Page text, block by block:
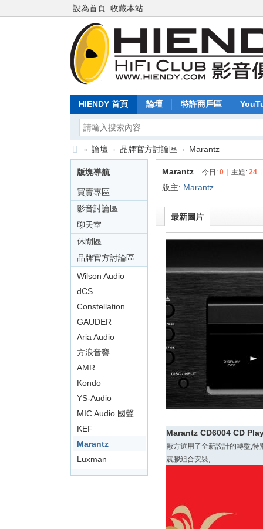
設為首頁 收藏本站
HIENDY 首頁 論壇 特許商戶區
Hi
en
dy
.c
o
m
影
俱
樂
部
» 論壇 › 品牌官方討論區 › Marantz
版塊導航
買賣專區
影音討論區
聊天室
休閒區
品牌官方討論區
Wilson Audio
dCS
Constellation
GAUDER
AKUSTIK
Aria Audio
方浪音響
AMR
Kondo
YS-Audio
MIC Audio 國聲
KEF
Marantz
Luxman
Marantz 今日: 0 主題: 24
版主: Marantz
最新圖片
Marantz CD6004 CD
厰方選用了全新設計的轉盤,
震膠組合安裝,